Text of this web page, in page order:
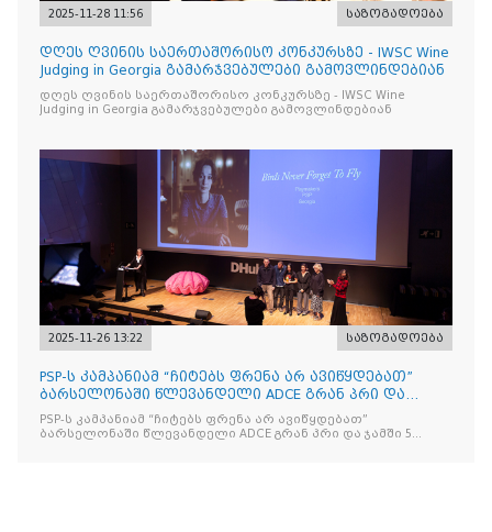
2025-11-28 11:56 საზოგადოება
დღეს ღვინის საერთაშორისო კონკურსზე - IWSC Wine
Judging in Georgia გამარჯვებულები გამოვლინდებიან
დღეს ღვინის საერთაშორისო კონკურსზე - IWSC Wine
Judging in Georgia გამარჯვებულები გამოვლინდებიან
2025-11-26 13:22 საზოგადოება
PSP-ს კამპანიამ “ჩიტებს ფრენა არ ავიწყდებათ”
ბარსელონაში წლევანდელი ADCE გრან პრი და
ჯამში 5 ჯილდო მ
PSP-ს კამპანიამ “ჩიტებს ფრენა არ ავიწყდებათ”
ბარსელონაში წლევანდელი ADCE გრან პრი და ჯამში 5